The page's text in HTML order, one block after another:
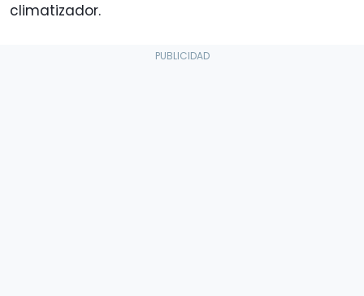
climatizador.